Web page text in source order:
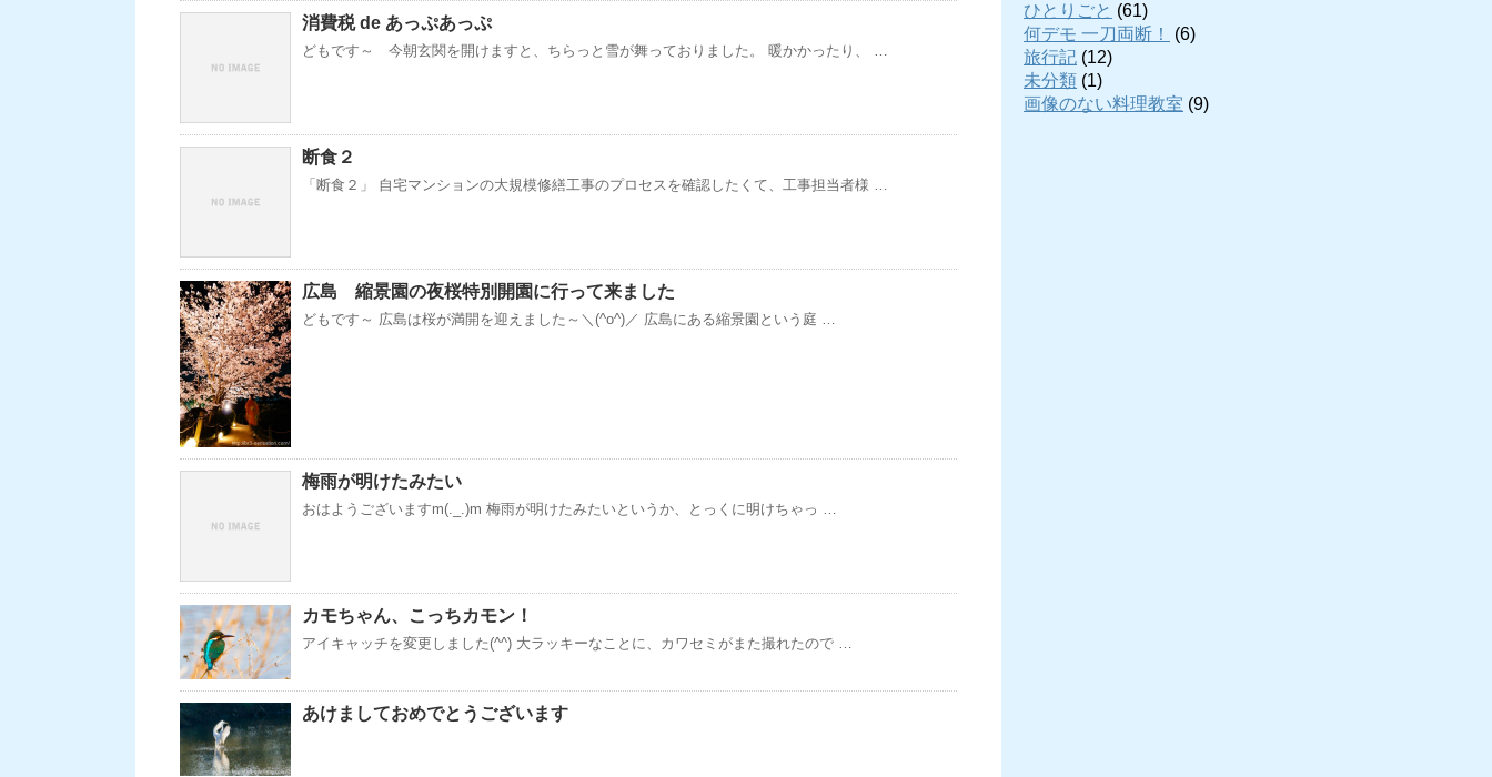
消費税 de あっぷあっぷ
どもです～ 今朝玄関を開けますと、ちらっと雪が舞っておりました。 暖かかったり、 …
断食２
「断食２」 自宅マンションの大規模修繕工事のプロセスを確認したくて、工事担当者様 …
広島 縮景園の夜桜特別開園に行って来ました
どもです～ 広島は桜が満開を迎えました～＼(^o^)／ 広島にある縮景園という庭 …
梅雨が明けたみたい
おはようございますm(._.)m 梅雨が明けたみたいというか、とっくに明けちゃっ …
カモちゃん、こっちカモン！
アイキャッチを変更しました(^^) 大ラッキーなことに、カワセミがまた撮れたので …
あけましておめでとうございます
ひとりごと (61)
何デモ 一刀両断！
(6)
旅行記 (12)
未分類 (1)
画像のない料理教室 (9)